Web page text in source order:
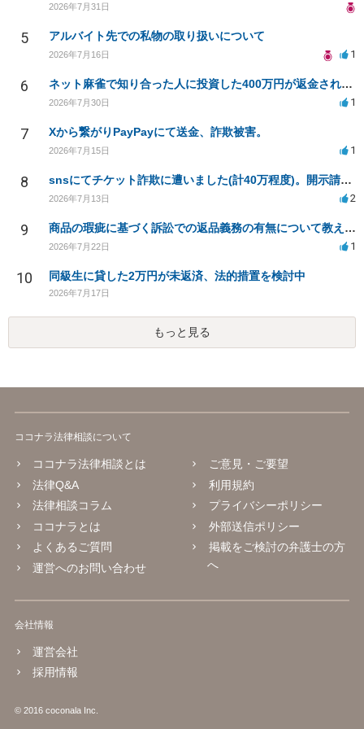
2026年7月31日
5 アルバイト先での私物の取り扱いについて
2026年7月16日 1
6 ネット麻雀で知り合った人に投資した400万円が返金されない
2026年7月30日 1
7 Xから繋がりPayPayにて送金、詐欺被害。
2026年7月15日 1
8 snsにてチケット詐欺に遭いました(計40万程度)。開示請求や今後の対応について質問したいです。
2026年7月13日 2
9 商品の瑕疵に基づく訴訟での返品義務の有無について教えてください
2026年7月22日 1
10 同級生に貸した2万円が未返済、法的措置を検討中
2026年7月17日
もっと見る
ココナラ法律相談について
ココナラ法律相談とは
法律Q&A
法律相談コラム
ココナラとは
よくあるご質問
運営へのお問い合わせ
ご意見・ご要望
利用規約
プライバシーポリシー
外部送信ポリシー
掲載をご検討の弁護士の方
へ
会社情報
運営会社
採用情報
© 2016 coconala Inc.